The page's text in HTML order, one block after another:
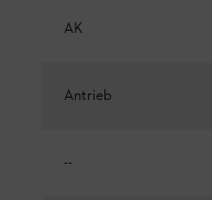
AK
Antrieb
--